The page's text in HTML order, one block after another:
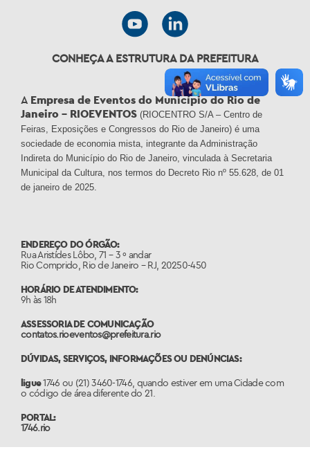
CONHEÇA A ESTRUTURA DA PREFEITURA
A Empresa de Eventos do Município do Rio de
Janeiro – RIOEVENTOS (RIOCENTRO S/A – Centro de
Feiras, Exposições e Congressos do Rio de Janeiro) é uma
sociedade de economia mista, integrante da Administração
Indireta do Município do Rio de Janeiro, vinculada à Secretaria
Municipal da Cultura, nos termos do Decreto Rio nº 55.628, de 01
de janeiro de 2025.
ENDEREÇO DO ÓRGÃO:
Rua Aristídes Lôbo, 71 – 3 º andar
Rio Comprido, Rio de Janeiro – RJ, 20250-450
HORÁRIO DE ATENDIMENTO:
9h às 18h
ASSESSORIA DE COMUNICAÇÃO
contatos.rioeventos@prefeitura.rio
DÚVIDAS, SERVIÇOS, INFORMAÇÕES OU DENÚNCIAS:
ligue1746 ou (21) 3460-1746, quando estiver em uma Cidade com
o código de área diferente do 21.
PORTAL:
1746.rio